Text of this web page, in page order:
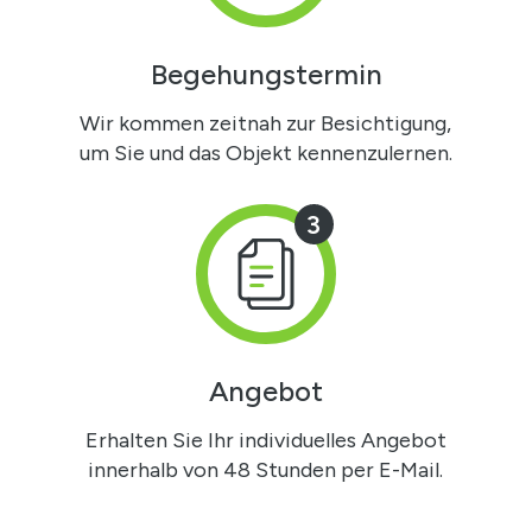
Begehungstermin
Wir kommen zeitnah zur Besichtigung,
um Sie und das Objekt kennenzulernen.
3
Angebot
Erhalten Sie Ihr individuelles Angebot
innerhalb von 48 Stunden per E-Mail.